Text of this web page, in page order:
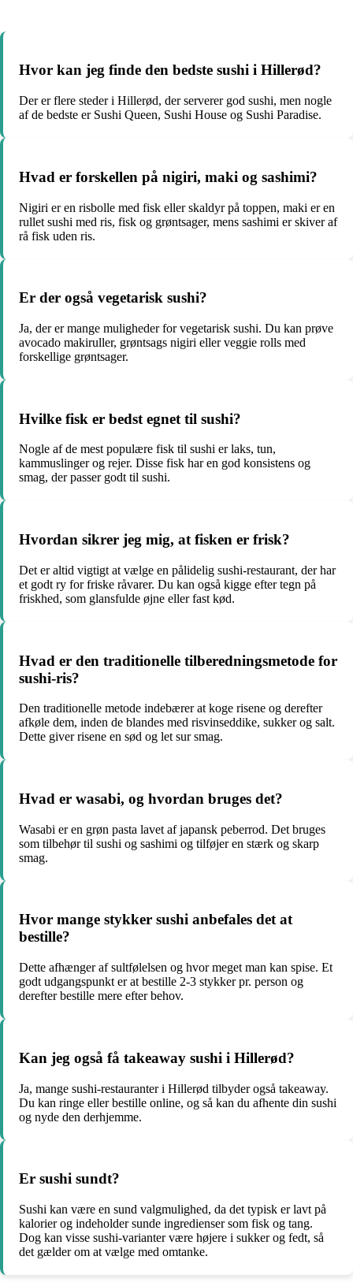
Hvor kan jeg finde den bedste sushi i Hillerød?
Der er flere steder i Hillerød, der serverer god sushi, men nogle
af de bedste er Sushi Queen, Sushi House og Sushi Paradise.
Hvad er forskellen på nigiri, maki og sashimi?
Nigiri er en risbolle med fisk eller skaldyr på toppen, maki er en
rullet sushi med ris, fisk og grøntsager, mens sashimi er skiver af
rå fisk uden ris.
Er der også vegetarisk sushi?
Ja, der er mange muligheder for vegetarisk sushi. Du kan prøve
avocado makiruller, grøntsags nigiri eller veggie rolls med
forskellige grøntsager.
Hvilke fisk er bedst egnet til sushi?
Nogle af de mest populære fisk til sushi er laks, tun,
kammuslinger og rejer. Disse fisk har en god konsistens og
smag, der passer godt til sushi.
Hvordan sikrer jeg mig, at fisken er frisk?
Det er altid vigtigt at vælge en pålidelig sushi-restaurant, der har
et godt ry for friske råvarer. Du kan også kigge efter tegn på
friskhed, som glansfulde øjne eller fast kød.
Hvad er den traditionelle tilberedningsmetode for
sushi-ris?
Den traditionelle metode indebærer at koge risene og derefter
afkøle dem, inden de blandes med risvinseddike, sukker og salt.
Dette giver risene en sød og let sur smag.
Hvad er wasabi, og hvordan bruges det?
Wasabi er en grøn pasta lavet af japansk peberrod. Det bruges
som tilbehør til sushi og sashimi og tilføjer en stærk og skarp
smag.
Hvor mange stykker sushi anbefales det at
bestille?
Dette afhænger af sultfølelsen og hvor meget man kan spise. Et
godt udgangspunkt er at bestille 2-3 stykker pr. person og
derefter bestille mere efter behov.
Kan jeg også få takeaway sushi i Hillerød?
Ja, mange sushi-restauranter i Hillerød tilbyder også takeaway.
Du kan ringe eller bestille online, og så kan du afhente din sushi
og nyde den derhjemme.
Er sushi sundt?
Sushi kan være en sund valgmulighed, da det typisk er lavt på
kalorier og indeholder sunde ingredienser som fisk og tang.
Dog kan visse sushi-varianter være højere i sukker og fedt, så
det gælder om at vælge med omtanke.